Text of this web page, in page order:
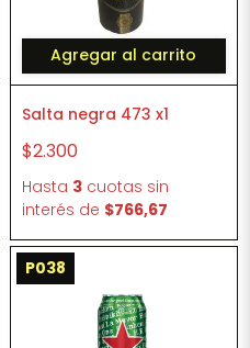
Agregar al carrito
Salta negra 473 x1
$2.300
Hasta 3 cuotas sin
interés de $766,67
P038